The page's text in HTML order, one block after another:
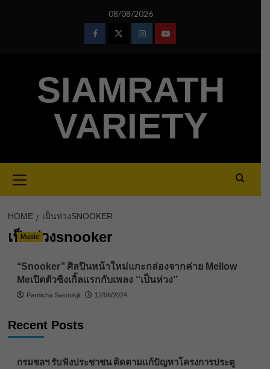
08/08/2026
FacebookTwitterInstagramYoutube
SIAMRATH
VARIETY
Menu
HOME เป็นห่วงSNOOKER
เป็นห่วงsnooker
Music
‘‘Snooker’’ ศิลปินหน้าใหม่แกะกล่องจากค่าย Mellow
Meเปิดตัวซิงเกิ้ลแรกกับเพลง ‘‘เป็นห่วง’’
Parnicha Sasookjit 12/06/2024
Recent Posts
กรมชลฯ รับฟังประชาชน ติดตามแก้ปัญหาโครงการประตู